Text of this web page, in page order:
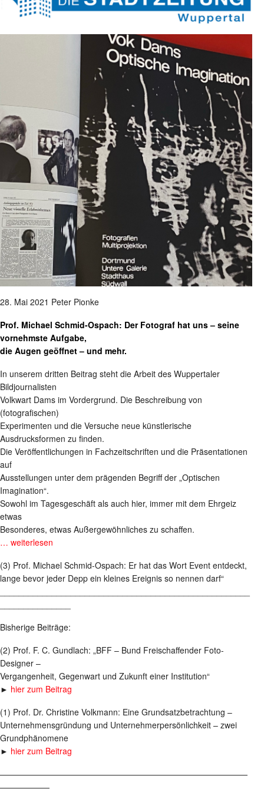
28. Mai 2021 Peter Pionke
Prof. Michael Schmid-Ospach: Der Fotograf hat uns – seine
vornehmste Aufgabe,
die Augen geöffnet – und mehr.
In unserem dritten Beitrag steht die Arbeit des Wuppertaler
Bildjournalisten
Volkwart Dams im Vordergrund. Die Beschreibung von
(fotografischen)
Experimenten und die Versuche neue künstlerische
Ausdrucksformen zu finden.
Die Veröffentlichungen in Fachzeitschriften und die Präsentationen
auf
Ausstellungen unter dem prägenden Begriff der „Optischen
Imagination“.
Sowohl im Tagesgeschäft als auch hier, immer mit dem Ehrgeiz
etwas
Besonderes, etwas Außergewöhnliches zu schaffen.
… weiterlesen
(3) Prof. Michael Schmid-Ospach: Er hat das Wort Event entdeckt,
lange bevor jeder Depp ein kleines Ereignis so nennen darf“
Bisherige Beiträge:
(2) Prof. F. C. Gundlach: „BFF – Bund Freischaffender Foto-
Designer –
Vergangenheit, Gegenwart und Zukunft einer Institution“
► hier zum Beitrag
(1) Prof. Dr. Christine Volkmann: Eine Grundsatzbetrachtung –
Unternehmensgründung und Unternehmerpersönlichkeit – zwei
Grundphänomene
► hier zum Beitrag
——————————————————————————————
——————